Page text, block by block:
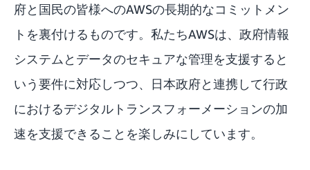
府と国民の皆様へのAWSの長期的なコミットメン
トを裏付けるものです。私たちAWSは、政府情報
システムとデータのセキュアな管理を支援すると
いう要件に対応しつつ、日本政府と連携して行政
におけるデジタルトランスフォーメーションの加
速を支援できることを楽しみにしています。